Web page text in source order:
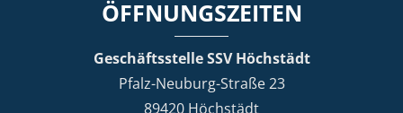
ÖFFNUNGSZEITEN
Geschäftsstelle SSV Höchstädt
Pfalz-Neuburg-Straße 23
89420 Höchstädt